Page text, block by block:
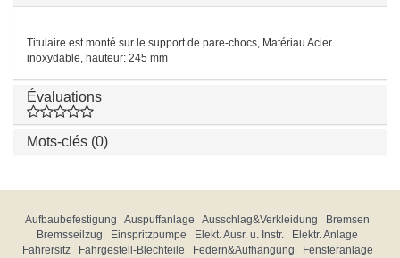
Titulaire est monté sur le support de pare-chocs, Matériau Acier
inoxydable, hauteur: 245 mm
Évaluations
Mots-clés (0)
Aufbaubefestigung Auspuffanlage Ausschlag&Verkleidung
Bremsen
Bremsseilzug
Einspritzpumpe Elekt. Ausr. u. Instr.
Elektr. Anlage
Fahrersitz
Fahrgestell-Blechteile Federn&Aufhängung
Fensteranlage